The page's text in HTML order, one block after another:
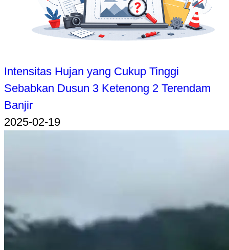
Intensitas Hujan yang Cukup Tinggi
Sebabkan Dusun 3 Ketenong 2 Terendam
Banjir
2025-02-19